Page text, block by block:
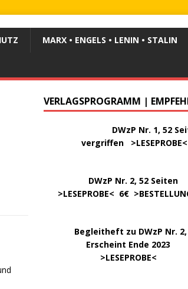
MARX • ENGELS • LENIN • STALIN
VERLAGSPROGRAMM |
DWzP Nr. 1, 52
vergriffen >LESEPROBE<
DWzP Nr. 2, 52 Seiten
>LESEPROBE< 6€ >
Begleitheft zu DWzP Nr. 2,
Erscheint Ende 2023
>LESEPROBE<